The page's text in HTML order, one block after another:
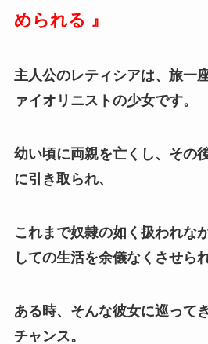
められる 』
主人公のレティシアは、旅一
ァイオリニストの少女です。
幼い頃に両親を亡くし、その
に引き取られ、
これまで奴隷の如く扱われな
しての生活を余儀なくさせら
ある時、そんな彼女に巡って
チャンス。